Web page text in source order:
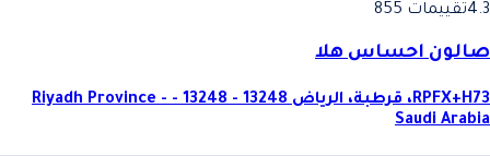
4.3تقييمات 855
صالون احساس هلا
RPFX+H73، قرطبة، الرياض 13248 - 13248 - Riyadh Province -
Saudi Arabia